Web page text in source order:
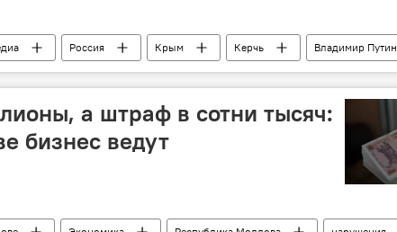
Россия Крым Керчь
Владимир Путин
Крымский мост
а штраф в сотни тысяч:
бизнес ведут